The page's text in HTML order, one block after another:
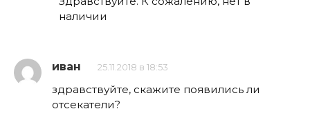
наличии
иван 25.11.2018 в 18:53
здравствуйте, скажите появились ли
отсекатели?